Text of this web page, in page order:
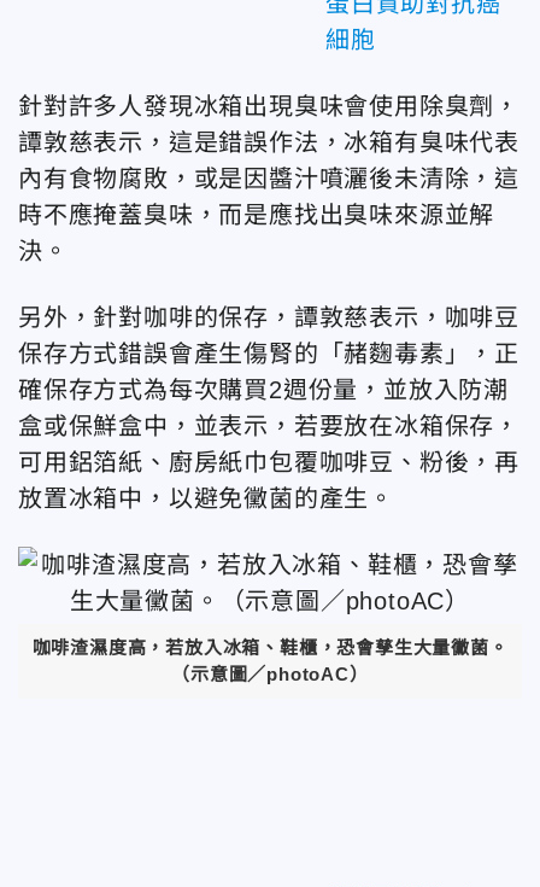
細胞
針對許多人發現冰箱出現臭味會使用除臭劑，
譚敦慈表示，這是錯誤作法，冰箱有臭味代表
內有食物腐敗，或是因醬汁噴灑後未清除，這
時不應掩蓋臭味，而是應找出臭味來源並解
決。
另外，針對咖啡的保存，譚敦慈表示，咖啡豆
保存方式錯誤會產生傷腎的「赭麴毒素」，正
確保存方式為每次購買2週份量，並放入防潮
盒或保鮮盒中，並表示，若要放在冰箱保存，
可用鋁箔紙、廚房紙巾包覆咖啡豆、粉後，再
放置冰箱中，以避免黴菌的產生。
咖啡渣濕度高，若放入冰箱、鞋櫃，恐會孳生大量黴菌。
（示意圖／photoAC）